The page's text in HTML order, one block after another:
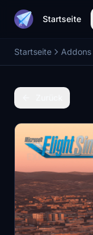
Startseite
Startseite Addons